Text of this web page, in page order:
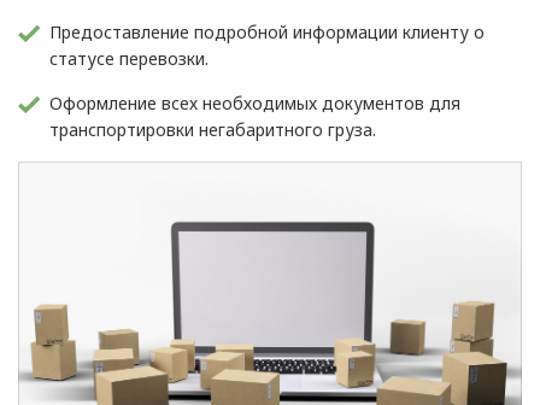
Предоставление подробной информации клиенту о
статусе перевозки.
Оформление всех необходимых документов для
транспортировки негабаритного груза.